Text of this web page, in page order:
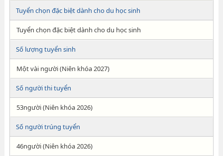
Tuyển chọn đặc biệt dành cho du học sinh
Tuyển chọn đặc biệt dành cho du học sinh
Số lượng tuyển sinh
Một vài người (Niên khóa 2027)
Số người thi tuyển
53người (Niên khóa 2026)
Số người trúng tuyển
46người (Niên khóa 2026)